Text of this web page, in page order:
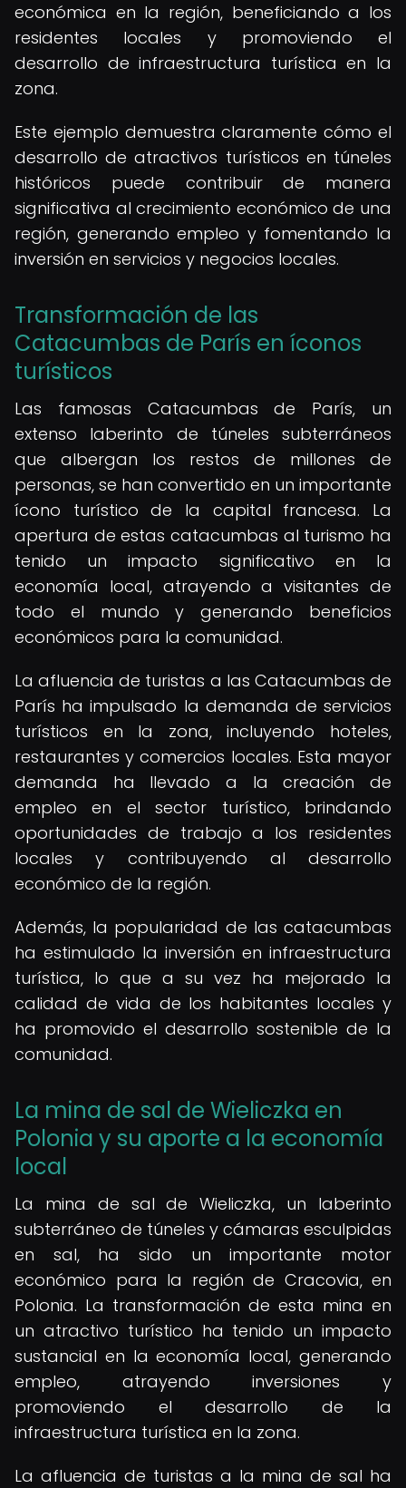
económica en la región, beneficiando a los
residentes locales y promoviendo el
desarrollo de infraestructura turística en la
zona.
Este ejemplo demuestra claramente cómo el
desarrollo de atractivos turísticos en túneles
históricos puede contribuir de manera
significativa al crecimiento económico de una
región, generando empleo y fomentando la
inversión en servicios y negocios locales.
Transformación de las
Catacumbas de París en íconos
turísticos
Las famosas Catacumbas de París, un
extenso laberinto de túneles subterráneos
que albergan los restos de millones de
personas, se han convertido en un importante
ícono turístico de la capital francesa. La
apertura de estas catacumbas al turismo ha
tenido un impacto significativo en la
economía local, atrayendo a visitantes de
todo el mundo y generando beneficios
económicos para la comunidad.
La afluencia de turistas a las Catacumbas de
París ha impulsado la demanda de servicios
turísticos en la zona, incluyendo hoteles,
restaurantes y comercios locales. Esta mayor
demanda ha llevado a la creación de
empleo en el sector turístico, brindando
oportunidades de trabajo a los residentes
locales y contribuyendo al desarrollo
económico de la región.
Además, la popularidad de las catacumbas
ha estimulado la inversión en infraestructura
turística, lo que a su vez ha mejorado la
calidad de vida de los habitantes locales y
ha promovido el desarrollo sostenible de la
comunidad.
La mina de sal de Wieliczka en
Polonia y su aporte a la economía
local
La mina de sal de Wieliczka, un laberinto
subterráneo de túneles y cámaras esculpidas
en sal, ha sido un importante motor
económico para la región de Cracovia, en
Polonia. La transformación de esta mina en
un atractivo turístico ha tenido un impacto
sustancial en la economía local, generando
empleo, atrayendo inversiones y
promoviendo el desarrollo de la
infraestructura turística en la zona.
La afluencia de turistas a la mina de sal ha